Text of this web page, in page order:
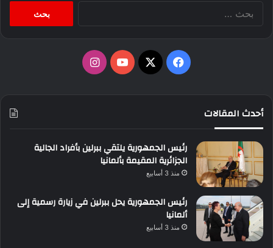
فيسبوك
‫X
‫YouTubeانستقرام
أحدث المقالات
رئيس الجمهورية يلتقي ببرلين بأفراد الجالية
الجزائرية المقيمة بألمانيا
منذ 3 أسابيع
رئيس الجمهورية يحل ببرلين في زيارة رسمية إلى
ألمانيا
منذ 3 أسابيع